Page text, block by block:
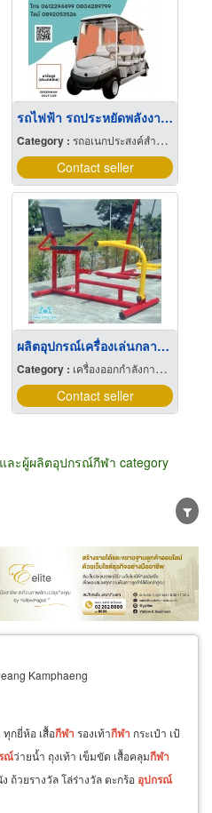
รถไฟฟ้า รถประหยัดพลังงาน ราคาถูกที่สุด
Category : รถอเนกประสงค์สำหรับสนามกอล์ฟ
Contact seller
ผลิตอุปกรณ์เครื่องเล่นกลางแจ้ง,สนามกีฬากลางแจ้งนนทบุรี
Category : เครื่องออกกำลังกายกลางแจ้ง
Contact seller
ละผู้ผลิตอุปกรณ์กีฬา category
Manufacturer
Dealer
Service Business
Kamphaeng
ทุกยี่ห้อ เสื้อกีฬา รองเท้ากีฬา กระเป๋า เป้
ณ์ว่ายน้ำ ถุงเท้า เข็มขัด เสื้อคลุมกีฬา
ถ้วยรางวัล โล่ร่างวัล ตะกร้อ อุปกรณ์